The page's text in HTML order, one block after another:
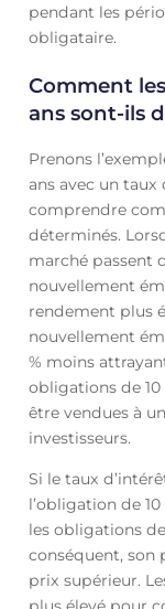
pendant les
obligataire.
Comment
ans sont-ils
Prenons
ans avec un taux
comprendre
déterminés.
marché passent
nouvellement
rendement plus
nouvellement
% moins
obligations de
être vendues à
investisseurs.
Si le taux
l’obligation de
les obligations
conséquent, son
prix supérieur.